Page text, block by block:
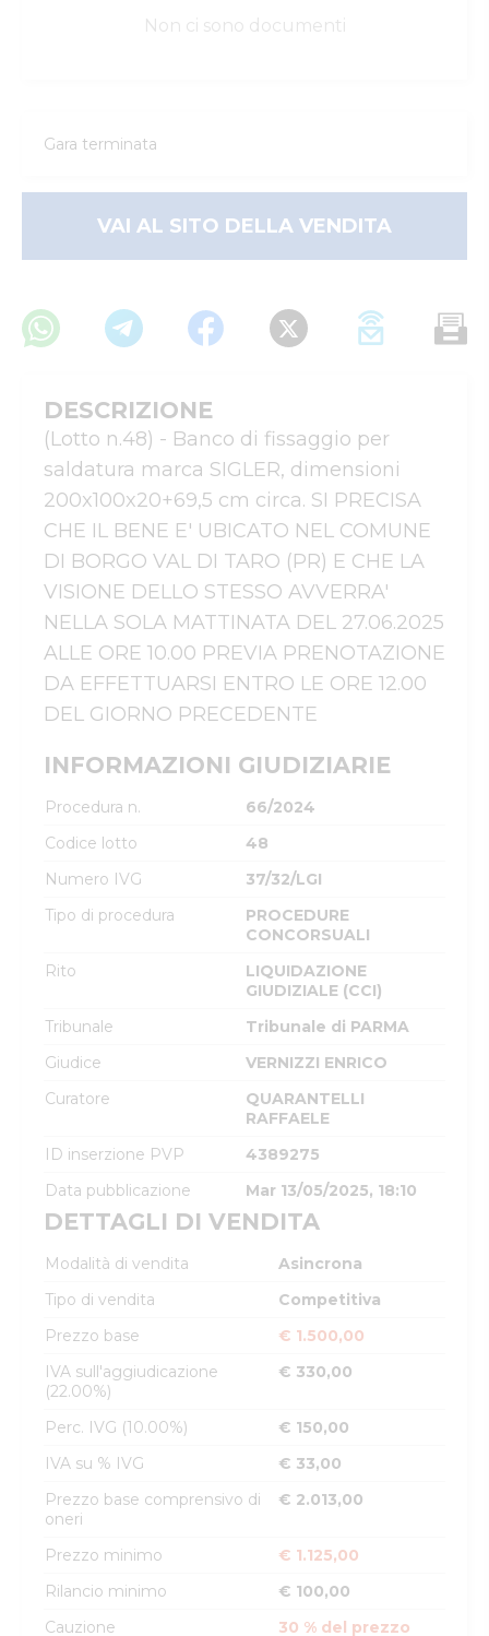
Non ci sono documenti
Gara terminata
VAI AL SITO DELLA VENDITA
DESCRIZIONE
(Lotto n.48) - Banco di fissaggio per
saldatura marca SIGLER, dimensioni
200x100x20+69,5 cm circa. SI PRECISA
CHE IL BENE E' UBICATO NEL COMUNE
DI BORGO VAL DI TARO (PR) E CHE LA
VISIONE DELLO STESSO AVVERRA'
NELLA SOLA MATTINATA DEL 27.06.2025
ALLE ORE 10.00 PREVIA PRENOTAZIONE
DA EFFETTUARSI ENTRO LE ORE 12.00
DEL GIORNO PRECEDENTE
INFORMAZIONI GIUDIZIARIE
Procedura n.
66/2024
Codice lotto
48
Numero IVG
37/32/LGI
Tipo di procedura
PROCEDURE
CONCORSUALI
Rito
LIQUIDAZIONE
GIUDIZIALE (CCI)
Tribunale
Tribunale di PARMA
Giudice
VERNIZZI ENRICO
Curatore
QUARANTELLI
RAFFAELE
ID inserzione PVP
4389275
Data pubblicazione
Mar 13/05/2025, 18:10
DETTAGLI DI VENDITA
Modalità di vendita
Asincrona
Tipo di vendita
Competitiva
Prezzo base
€ 1.500,00
IVA sull'aggiudicazione
(22.00%)
€ 330,00
Perc. IVG (10.00%)
€ 150,00
IVA su % IVG
€ 33,00
Prezzo base comprensivo di
oneri
€ 2.013,00
Prezzo minimo
€ 1.125,00
Rilancio minimo
€ 100,00
Cauzione
30 % del prezzo